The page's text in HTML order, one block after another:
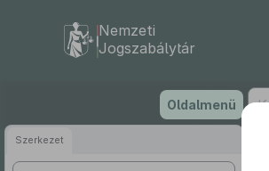
tartalomra
Nemzeti
Jogszabálytár
Oldalmenü
Szerkezet